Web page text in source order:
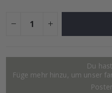
Du
Füge mehr hinzu, um unser